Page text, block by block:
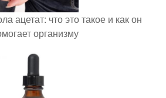
ацетат: что это такое и как он
организму